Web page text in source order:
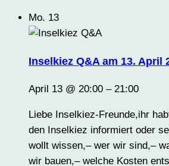
Mo. 13
Inselkiez Q&A am 13. April
April 13 @ 20:00 – 21:00
Liebe Inselkiez-Freunde,ihr
den Inselkiez informiert oder
wollt wissen,– wer wir sind,–
wir bauen,– welche Kosten